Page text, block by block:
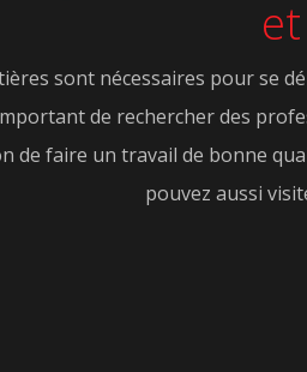
sont nécessaires pour se
de rechercher des
de faire un travail de bonne
pouvez aussi